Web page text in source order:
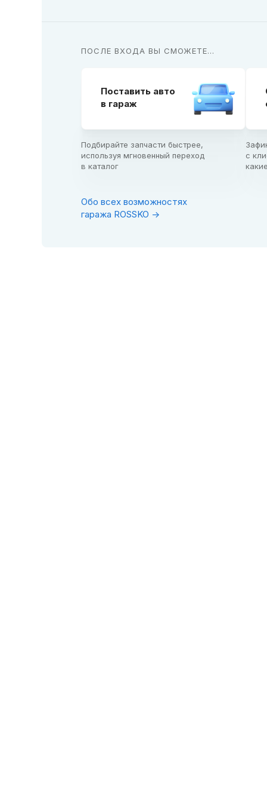
ПОСЛЕ ВХОДА ВЫ СМОЖЕТЕ...
Поставить авто
в гараж
Подбирайте запчасти быстрее,
используя мгновенный переход
в каталог
с
Обо всех возможностях
гаража ROSSKO ->